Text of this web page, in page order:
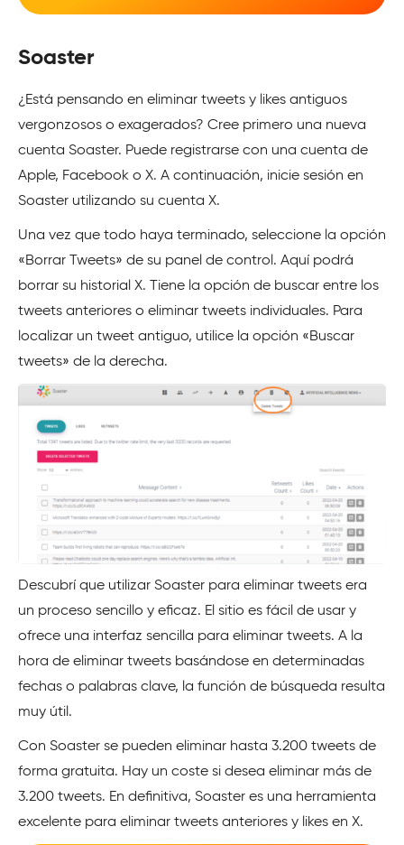
Soaster
¿Está pensando en eliminar tweets y likes antiguos
vergonzosos o exagerados? Cree primero una nueva
cuenta Soaster. Puede registrarse con una cuenta de
Apple, Facebook o X. A continuación, inicie sesión en
Soaster utilizando su cuenta X.
Una vez que todo haya terminado, seleccione la opción
«Borrar Tweets» de su panel de control. Aquí podrá
borrar su historial X. Tiene la opción de buscar entre los
tweets anteriores o eliminar tweets individuales. Para
localizar un tweet antiguo, utilice la opción «Buscar
tweets» de la derecha.
Descubrí que utilizar Soaster para eliminar tweets era
un proceso sencillo y eficaz. El sitio es fácil de usar y
ofrece una interfaz sencilla para eliminar tweets. A la
hora de eliminar tweets basándose en determinadas
fechas o palabras clave, la función de búsqueda resulta
muy útil.
Con Soaster se pueden eliminar hasta 3.200 tweets de
forma gratuita. Hay un coste si desea eliminar más de
3.200 tweets. En definitiva, Soaster es una herramienta
excelente para eliminar tweets anteriores y likes en X.